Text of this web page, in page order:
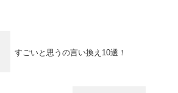
すごいと思うの言い換え10選！